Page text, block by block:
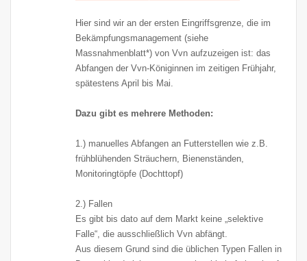
Hier sind wir an der ersten Eingriffsgrenze, die im
Bekämpfungsmanagement (siehe
Massnahmenblatt*) von Vvn aufzuzeigen ist: das
Abfangen der Vvn-Königinnen im zeitigen Frühjahr,
spätestens April bis Mai.
Dazu gibt es mehrere Methoden:
1.) manuelles Abfangen an Futterstellen wie z.B.
frühblühenden Sträuchern, Bienenständen,
Monitoringtöpfe (Dochttopf)
2.) Fallen
Es gibt bis dato auf dem Markt keine „selektive
Falle“, die ausschließlich Vvn abfängt.
Aus diesem Grund sind die üblichen Typen Fallen in